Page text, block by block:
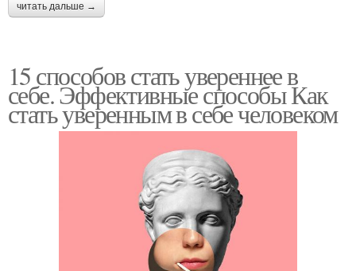
читать дальше →
15 способов стать увереннее в
себе. Эффективные способы Как
стать уверенным в себе человеком